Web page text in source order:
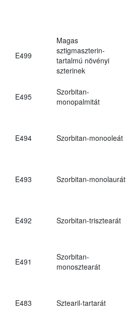
E499
Magas
sztigmaszterin-
tartalmú növényi
szterinek
E495
Szorbitan-
monopalmitát
E494 Szorbitan-monooleát
E493 Szorbitan-monolaurát
E492 Szorbitan-trisztearát
E491
Szorbitan-
monosztearát
E483 Sztearil-tartarát